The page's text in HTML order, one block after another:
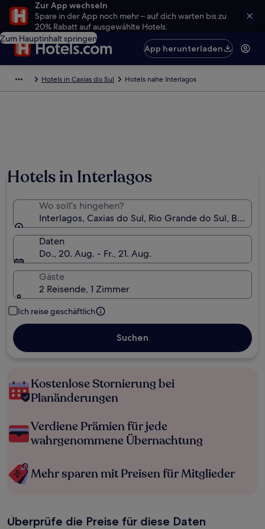
Zur App wechseln
Spare in der App noch mehr – auf dich warten bis zu
20% Rabatt auf ausgewählte Hotels.
Zum Hauptinhalt springen
App herunterladen
Hotels in Caxias do Sul Hotels nahe Interlagos
Hotels in Interlagos
Wo soll’s hingehen?
Interlagos, Caxias do Sul, Rio Grande do Sul,
Daten
Do., 20. Aug. - Fr., 21. Aug.
Gäste
2 Reisende, 1 Zimmer
Ich reise geschäftlich
Suchen
Kostenlose Stornierung bei
Planänderungen
Verdiene Prämien für jede
wahrgenommene Übernachtung
Mehr sparen mit Preisen für Mitglieder
Überprüfe die Preise für diese Daten